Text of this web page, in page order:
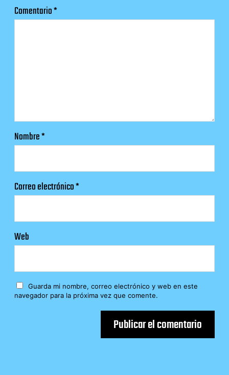
Comentario*
Nombre*
Correo electrónico*
Web
Guarda mi nombre, correo electrónico y web en este
navegador para la próxima vez que comente.